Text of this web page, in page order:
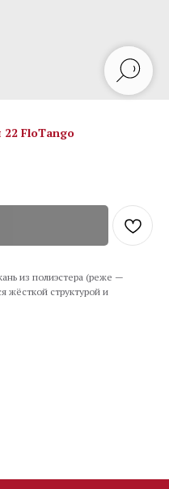
22 FloTango
из полиэстера (реже —
жёсткой структурой и